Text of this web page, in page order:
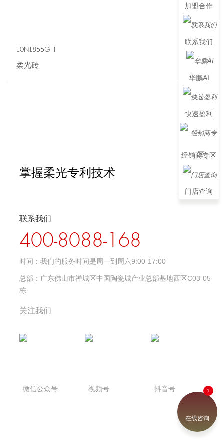
E0NL855GH
柔光砖
掌握柔光专利技术
联系我们
400-8088-168
时间： 我们的服务时间是周一到周六9:00-17:00
总部： 广东佛山市禅城区中国陶瓷城产业总部基地西区C03-05
栋
关注我们
微信公众号 视频号 抖音号
加盟合作
联系我们
华鹏AI
快速盈利
经销商专区
门店查询
在线咨询